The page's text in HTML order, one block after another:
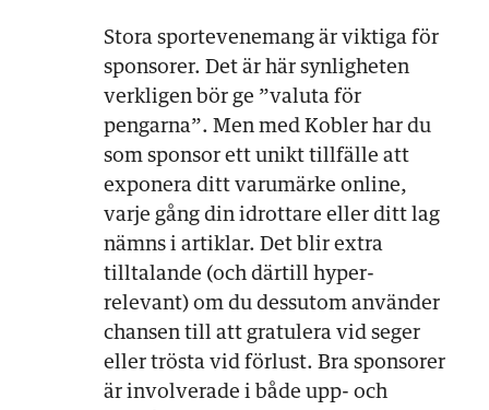
Stora sportevenemang är viktiga för
sponsorer. Det är här synligheten
verkligen bör ge ”valuta för
pengarna”. Men med Kobler har du
som sponsor ett unikt tillfälle att
exponera ditt varumärke online,
varje gång din idrottare eller ditt lag
nämns i artiklar. Det blir extra
tilltalande (och därtill hyper-
relevant) om du dessutom använder
chansen till att gratulera vid seger
eller trösta vid förlust. Bra sponsorer
är involverade i både upp- och